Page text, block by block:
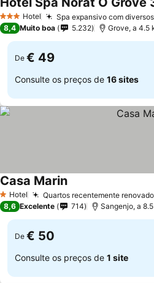
3 EstrelasHotel Spa expansivo com
8,4 Muito boa 5.232 Grove, a 4.5
De € 49
Consulte os preços de 16 sites
1 Estrelas
Hotel Quartos recentemente
Casa Marin
8,6 Excelente 714 Sangenjo, a
De € 50
Consulte os preços de 1 site